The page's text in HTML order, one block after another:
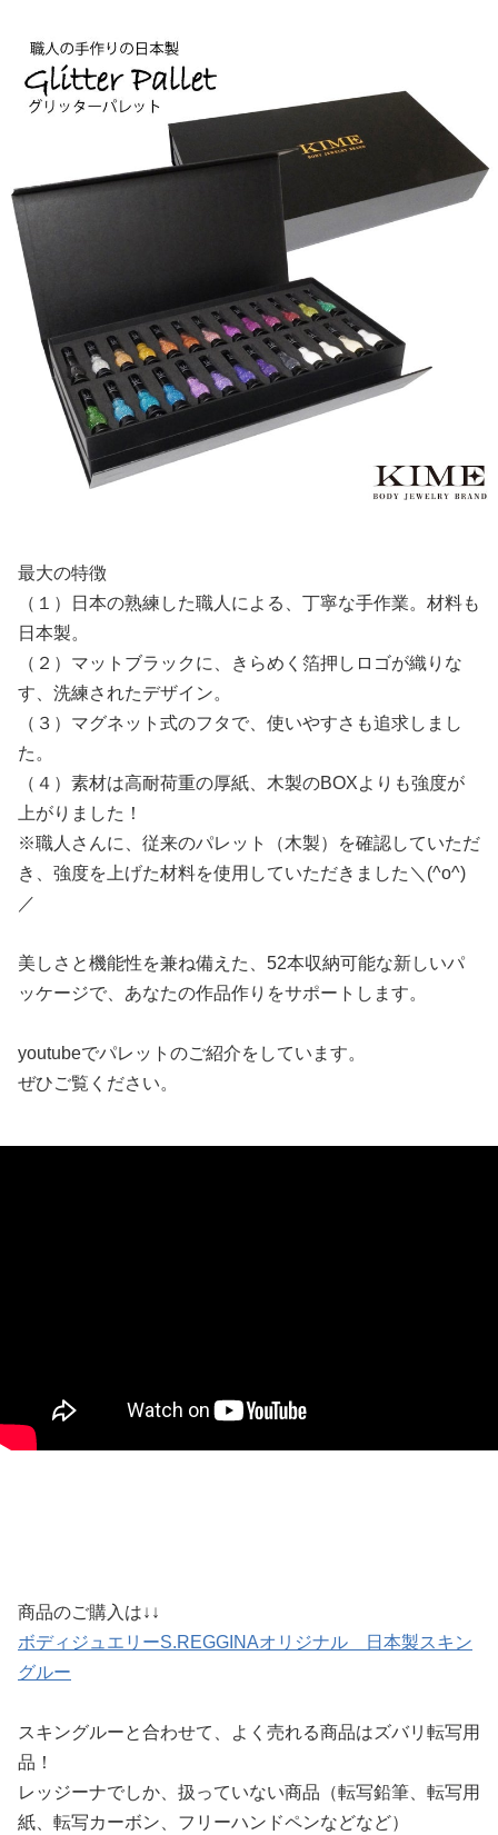
最大の特徴
（１）日本の熟練した職人による、丁寧な手作業。材料も
日本製。
（２）マットブラックに、きらめく箔押しロゴが織りな
す、洗練されたデザイン。
（３）マグネット式のフタで、使いやすさも追求しまし
た。
（４）素材は高耐荷重の厚紙、木製のBOXよりも強度が
上がりました！
※職人さんに、従来のパレット（木製）を確認していただ
き、強度を上げた材料を使用していただきました＼(^o^)
／
美しさと機能性を兼ね備えた、52本収納可能な新しいパ
ッケージで、あなたの作品作りをサポートします。
youtubeでパレットのご紹介をしています。
ぜひご覧ください。
商品のご購入は↓↓
ボディジュエリーS.REGGINAオリジナル 日本製スキン
グルー
スキングルーと合わせて、よく売れる商品はズバリ転写用
品！
レッジーナでしか、扱っていない商品（転写鉛筆、転写用
紙、転写カーボン、フリーハンドペンなどなど）